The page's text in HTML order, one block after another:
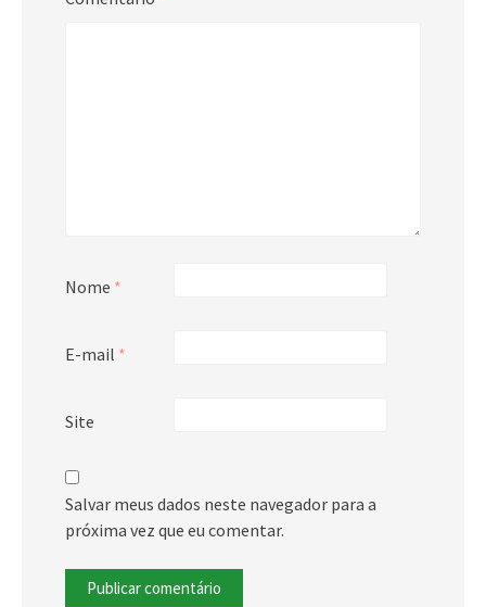
Nome *
E-mail *
Site
Salvar meus dados neste navegador para a
próxima vez que eu comentar.